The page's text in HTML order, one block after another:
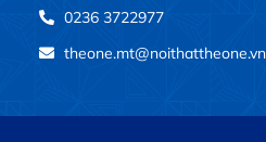
0236 3722977
theone.mt@noithattheone.vn